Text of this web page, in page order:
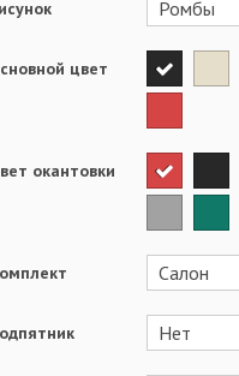
цвет
окантовки